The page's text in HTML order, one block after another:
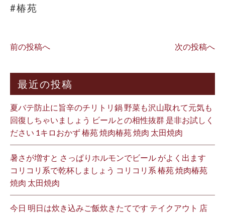
#椿苑
前の投稿へ 次の投稿へ
最近の投稿
夏バテ防止に旨辛のチリトリ鍋 野菜も沢山取れて元気も
回復しちゃいましょう ビールとの相性抜群 是非お試しく
ださい 1キロおかず 椿苑 焼肉椿苑 焼肉 太田焼肉
暑さが増すと さっぱりホルモンでビール がよく出ます
コリコリ系で乾杯しましょう コリコリ系 椿苑 焼肉椿苑
焼肉 太田焼肉
今日 明日は炊き込みご飯炊きたてです テイクアウト 店